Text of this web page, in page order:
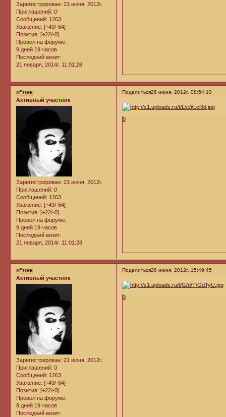
Зарегистрирован: 21 июня, 2012г.
Приглашений: 0
Сообщений: 1263
Уважение: [+49/-64]
Позитив: [+22/-0]
Провел на форуме:
9 дней 19 часов
Последний визит:
21 января, 2014г. 11:01:28
Поделиться26 июня, 2012г. 08:54:10
п*ляк
Активный участник
Зарегистрирован: 21 июня, 2012г.
Приглашений: 0
Сообщений: 1263
Уважение: [+49/-64]
Позитив: [+22/-0]
Провел на форуме:
9 дней 19 часов
Последний визит:
21 января, 2014г. 11:01:28
0
Поделиться28 июня, 2012г. 15:49:45
п*ляк
Активный участник
Зарегистрирован: 21 июня, 2012г.
Приглашений: 0
Сообщений: 1263
Уважение: [+49/-64]
Позитив: [+22/-0]
Провел на форуме:
9 дней 19 часов
Последний визит:
0